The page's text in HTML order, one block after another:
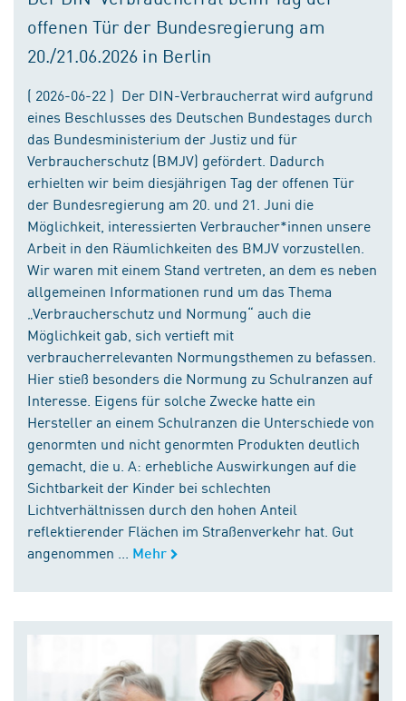
offenen Tür der Bundesregierung am
20./21.06.2026 in Berlin
( 2026-06-22 ) Der DIN-Verbraucherrat wird aufgrund
eines Beschlusses des Deutschen Bundestages durch
das Bundesministerium der Justiz und für
Verbraucherschutz (BMJV) gefördert. Dadurch
erhielten wir beim diesjährigen Tag der offenen Tür
der Bundesregierung am 20. und 21. Juni die
Möglichkeit, interessierten Verbraucher*innen unsere
Arbeit in den Räumlichkeiten des BMJV vorzustellen.
Wir waren mit einem Stand vertreten, an dem es neben
allgemeinen Informationen rund um das Thema
„Verbraucherschutz und Normung“ auch die
Möglichkeit gab, sich vertieft mit
verbraucherrelevanten Normungsthemen zu befassen.
Hier stieß besonders die Normung zu Schulranzen auf
Interesse. Eigens für solche Zwecke hatte ein
Hersteller an einem Schulranzen die Unterschiede von
genormten und nicht genormten Produkten deutlich
gemacht, die u. A: erhebliche Auswirkungen auf die
Sichtbarkeit der Kinder bei schlechten
Lichtverhältnissen durch den hohen Anteil
reflektierender Flächen im Straßenverkehr hat. Gut
angenommen ...
Mehr